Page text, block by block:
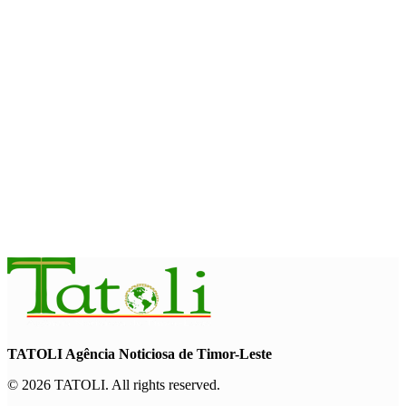
TATOLI Agência Noticiosa de Timor-Leste
© 2026 TATOLI. All rights reserved.